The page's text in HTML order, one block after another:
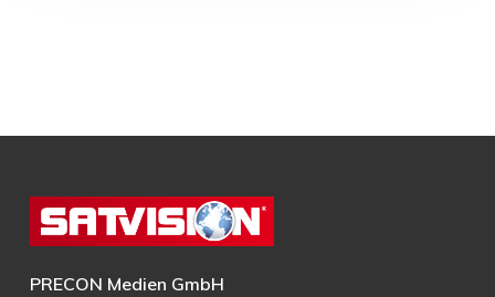
PRECON Medien GmbH